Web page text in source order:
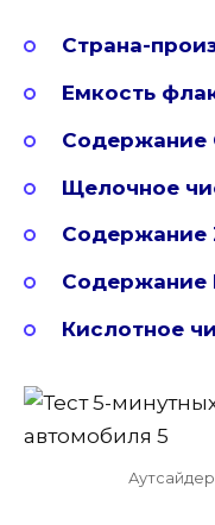
Страна-
Емкость
Содержание
Щелочное
Содержание
Содержание
Кислотное